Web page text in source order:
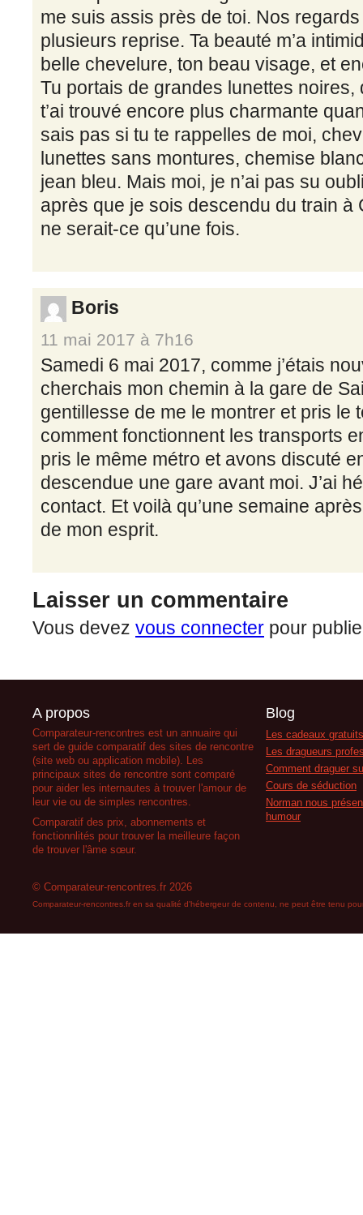
me suis assis près de toi. Nos
plusieurs reprise. Ta beauté m’a
belle chevelure, ton beau visage, et
Tu portais de grandes lunettes noires,
t’ai trouvé encore plus charmante
sais pas si tu te rappelles de moi,
lunettes sans montures, chemise
jean bleu. Mais moi, je n’ai pas su
après que je sois descendu du train à
ne serait-ce qu’une fois.
Boris
11 mai 2017 à 7h16
Samedi 6 mai 2017, comme j’étais
cherchais mon chemin à la gare de
gentillesse de me le montrer et pris le
comment fonctionnent les transports
pris le même métro et avons discuté
descendue une gare avant moi. J’ai
contact. Et voilà qu’une semaine
de mon esprit.
Laisser un commentaire
Vous devez vous connecter pour
A propos
Comparateur-rencontres est un annuaire qui
sert de guide comparatif des sites de rencontre
(site web ou application mobile). Les
principaux sites de rencontre sont comparé
pour aider les internautes à trouver l'amour de
leur vie ou de simples rencontres.
Comparatif des prix, abonnements et
fonctionnlités pour trouver la meilleure façon
de trouver l'âme sœur.
Blog
Les cadeaux
Les dragueurs
Comment draguer
Cours de séduction
Norman nous
humour
© Comparateur-rencontres.fr 2026
Comparateur-rencontres.fr en sa qualité d'hébergeur de contenu, ne peut être tenu